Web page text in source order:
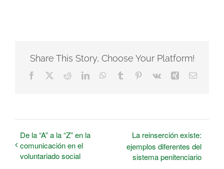
Share This Story, Choose Your Platform!
Facebook RedditLinkedInWhatsApp
Tumblr Pinterest
Vk Xing Correo
De la “A” a la “Z” en la
comunicación en el
voluntariado social
La reinserción existe:
ejemplos diferentes del
sistema penitenciario